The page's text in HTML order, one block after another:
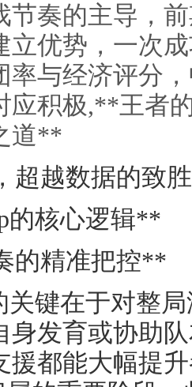
节奏的主导，
立优势，一次
率与经济评分
应积极,**王者
道**
超越数据的致
的核心逻辑**
的精准把控**
关键在于对整
身发育或协助
援都能大幅提